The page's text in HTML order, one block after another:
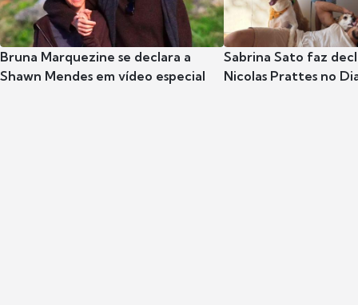
Bruna Marquezine se declara a
Shawn Mendes em vídeo especial
Sabrina Sato faz
Nicolas Prattes no